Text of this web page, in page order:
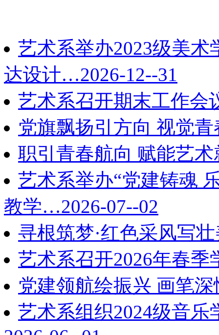
艺术系举办2023级美术
达设计…2026-12--31
艺术系召开期末工作会
党旗飘扬引方向 视觉
职引青春航向 赋能艺术
艺术系举办“党建铸魂
教学…2026-07--02
寻根筑梦·红色采风写
艺术系召开2026年春季
党建领航绘振兴 画笔
艺术系组织2024级音